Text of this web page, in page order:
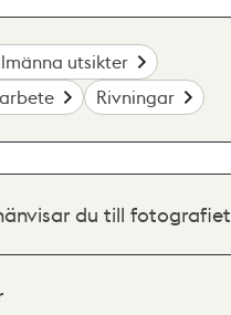
utsikter
Rivningar
du till fotografiet